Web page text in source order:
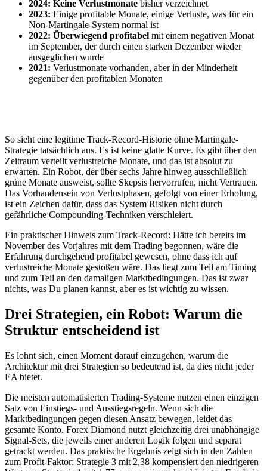
2024: Keine Verlustmonate bisher verzeichnet
2023: Einige profitable Monate, einige Verluste, was für ein
Non-Martingale-System normal ist
2022: Überwiegend profitabel mit einem negativen Monat
im September, der durch einen starken Dezember wieder
ausgeglichen wurde
2021: Verlustmonate vorhanden, aber in der Minderheit
gegenüber den profitablen Monaten
So sieht eine legitime Track-Record-Historie ohne Martingale-
Strategie tatsächlich aus. Es ist keine glatte Kurve. Es gibt über den
Zeitraum verteilt verlustreiche Monate, und das ist absolut zu
erwarten. Ein Robot, der über sechs Jahre hinweg ausschließlich
grüne Monate ausweist, sollte Skepsis hervorrufen, nicht Vertrauen.
Das Vorhandensein von Verlustphasen, gefolgt von einer Erholung,
ist ein Zeichen dafür, dass das System Risiken nicht durch
gefährliche Compounding-Techniken verschleiert.
Ein praktischer Hinweis zum Track-Record: Hätte ich bereits im
November des Vorjahres mit dem Trading begonnen, wäre die
Erfahrung durchgehend profitabel gewesen, ohne dass ich auf
verlustreiche Monate gestoßen wäre. Das liegt zum Teil am Timing
und zum Teil an den damaligen Marktbedingungen. Das ist zwar
nichts, was Du planen kannst, aber es ist wichtig zu wissen.
Drei Strategien, ein Robot: Warum die
Struktur entscheidend ist
Es lohnt sich, einen Moment darauf einzugehen, warum die
Architektur mit drei Strategien so bedeutend ist, da dies nicht jeder
EA bietet.
Die meisten automatisierten Trading-Systeme nutzen einen einzigen
Satz von Einstiegs- und Ausstiegsregeln. Wenn sich die
Marktbedingungen gegen diesen Ansatz bewegen, leidet das
gesamte Konto. Forex Diamond nutzt gleichzeitig drei unabhängige
Signal-Sets, die jeweils einer anderen Logik folgen und separat
getrackt werden. Das praktische Ergebnis zeigt sich in den Zahlen
zum Profit-Faktor: Strategie 3 mit 2,38 kompensiert den niedrigeren